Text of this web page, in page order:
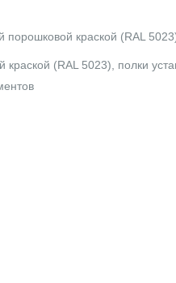
краской (RAL
(RAL 5023), полки